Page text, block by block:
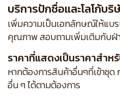
บริการปักชื่อและโลโก้บริ
เพิ่มความเป็นเอกลักษณ์ให้แ
คุณภาพ สอบถามเพิ่มเติมกับฝ่า
ราคาที่แสดงเป็นราคาสำห
หากต้องการสินค้าอื่นๆที่เข้าชุ
อื่น ๆ ได้ตามต้องการ